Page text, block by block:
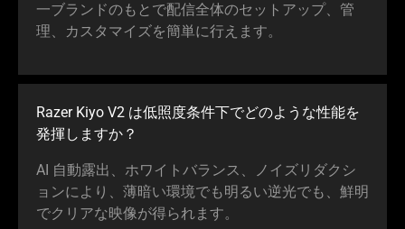
一ブランドのもとで配信全体のセットアップ、管
理、カスタマイズを簡単に行え ます。
Razer Kiyo V2 は低照度条件下でどのような性能を
発揮しま すか ？
AI 自動露出、ホワイトバランス、ノイズリダクシ
ョンにより、薄暗い環境でも明るい逆光でも、鮮明
でクリアな映像が得られます。